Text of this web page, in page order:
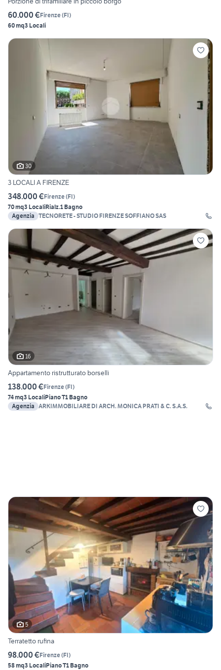
60.000 €Firenze(FI)
60 mq3 Locali
30
3 LOCALI A FIRENZE
348.000 €Firenze(FI)
70 mq3 LocaliRialz.1 Bagno
Agenzia TECNORETE - STUDIO FIRENZE SOFFIANO SAS
16
Appartamento ristrutturato borselli
138.000 €Firenze(FI)
74 mq3 LocaliPiano T1 Bagno
Agenzia ARKIMMOBILIARE DI ARCH. MONICA PRATI & C. S.A.S.
5
Terratetto rufina
98.000 €Firenze(FI)
58 mq3 LocaliPiano T1 Bagno